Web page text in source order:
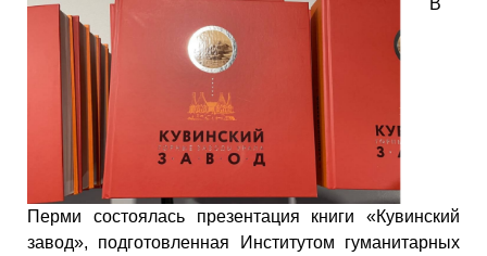
Перми состоялась презентация книги «Кувинский
завод», подготовленная Институтом гуманитарных